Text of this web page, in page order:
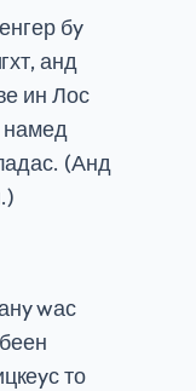
бy
анд
ин Лос
намед
(Анд
wас
то